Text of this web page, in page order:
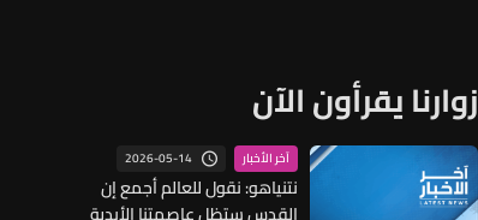
زوارنا يقرأون الآن
آخر الأخبار 2026-05-14
نتنياهو: نقول للعالم أجمع إن